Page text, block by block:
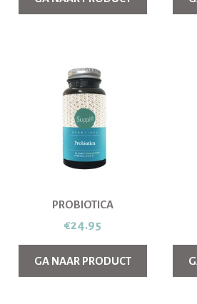
PROBIOTICA
€24.95
GA NAAR PRODUCT